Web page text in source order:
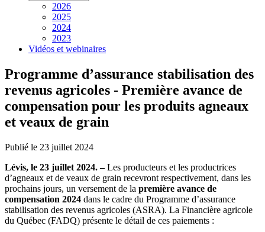
2026
2025
2024
2023
Vidéos et webinaires
Programme d’assurance stabilisation des
revenus agricoles - Première avance de
compensation pour les produits agneaux
et veaux de grain
Publié le 23 juillet 2024
Lévis, le 23 juillet 2024. –Les producteurs et les productrices
d’agneaux et de veaux de grain recevront respectivement, dans les
prochains jours, un versement de la première avance de
compensation 2024 dans le cadre du Programme d’assurance
stabilisation des revenus agricoles (ASRA). La Financière agricole
du Québec (FADQ) présente le détail de ces paiements :